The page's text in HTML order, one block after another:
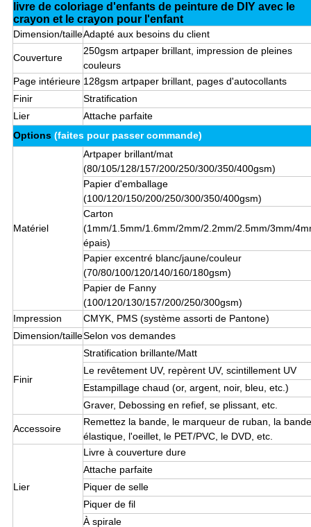
livre de coloriage d'enfants de peinture de DIY avec le
crayon et le crayon pour l'enfant
Dimension/tailleAdapté aux besoins du client
Couverture
250gsm artpaper brillant, impression de pleines
couleurs
Page intérieure 128gsm artpaper brillant, pages d'autocollants
Finir
Stratification
Lier
Attache parfaite
Options (faites pour passer commande)
Matériel
Artpaper brillant/mat
(80/105/128/157/200/250/300/350/400gsm)
Papier d'emballage
(100/120/150/200/250/300/350/400gsm)
Carton
(1mm/1.5mm/1.6mm/2mm/2.2mm/2.5mm/3mm/
épais)
Papier excentré blanc/jaune/couleur
(70/80/100/120/140/160/180gsm)
Papier de Fanny
(100/120/130/157/200/250/300gsm)
Impression
CMYK, PMS (système assorti de Pantone)
Dimension/tailleSelon vos demandes
Finir
Stratification brillante/Matt
Le revêtement UV, repèrent UV, scintillement UV
Estampillage chaud (or, argent, noir, bleu, etc.)
Graver, Debossing en refief, se plissant, etc.
Accessoire
Remettez la bande, le marqueur de ruban, la bande
élastique, l'oeillet, le PET/PVC, le DVD, etc.
Lier
Livre à couverture dure
Attache parfaite
Piquer de selle
Piquer de fil
À spirale